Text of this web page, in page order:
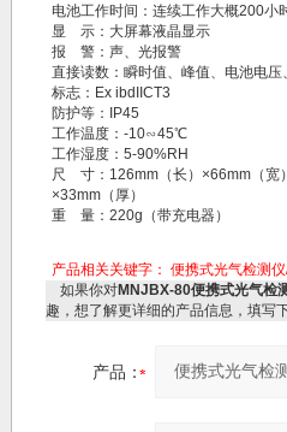
电池工作时间：连续工作大概200小
显 示：大屏幕液晶显示
报 警：声、光报警
直接读数：瞬时值、峰值、电池电压
标志：Ex ibdIICT3
防护等：IP45
工作温度：-10∽45℃
工作湿度：5-90%RH
尺 寸：126mm（长）×66mm（宽
×33mm（厚）
重 量：220g（带充电器）
产品相关关键字： 便携式光气检测
如果你对MNJBX-80便携式光气检
趣，想了解更详细的产品信息，填写
产品：